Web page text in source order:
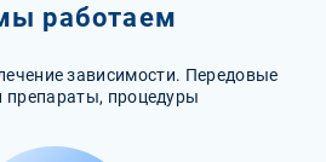
работаем
зависимости. Передовые
препараты, процедуры